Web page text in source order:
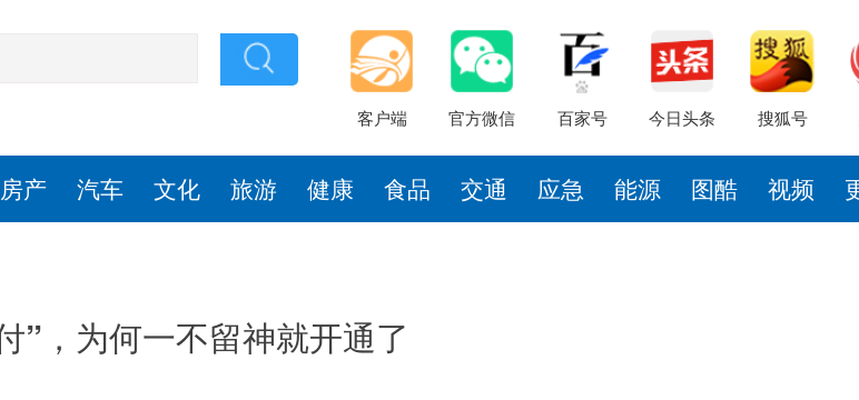
客户端 官方微信 百家号 今日头条 搜狐号
房产 汽车 文化 旅游 健康 食品 交通 应急 能源 图酷 视频
”，为何一不留神就开通了